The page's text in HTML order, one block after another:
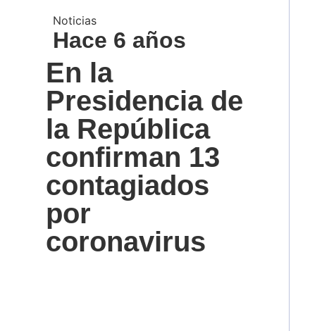
Noticias
Hace 6 años
En la
Presidencia de
la República
confirman 13
contagiados
por
coronavirus